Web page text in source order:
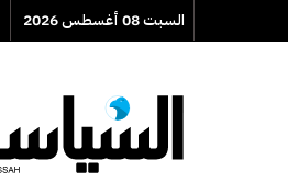
السبت 08 أغسطس 2026